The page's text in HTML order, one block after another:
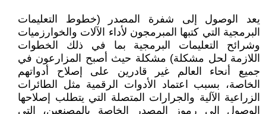
يعد الوصول إلى شفرة المصدر (خطوط التعليمات
البرمجية التي كتبها المبرمجون لأداء الآلات والخوارزميات
وشرائح التعليمات البرمجية بما في ذلك الخطوات
اللازمة لحل مشكلة) مشكلة حيث أصبح المزارعون في
جميع أنحاء العالم غير قادرين على إصلاح أدواتهم
الخاصة، بسبب اعتماد الأدوات الرقمية مثل الطائرات
الزراعية الآلية والجرارات المتصلة التي يتطلب إصلاحها
الوصول إلى رموز المصدر الخاصة بالمصنعين، التي